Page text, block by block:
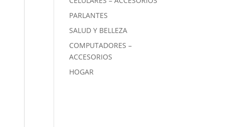
PARLANTES
SALUD Y BELLEZA
COMPUTADORES –
ACCESORIOS
HOGAR